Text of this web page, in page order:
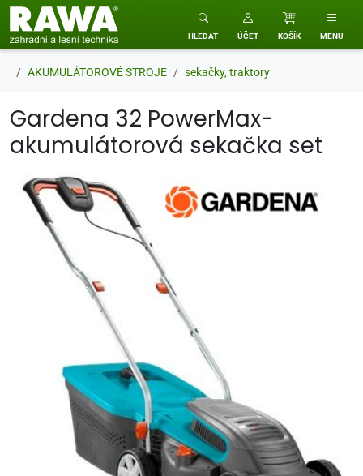
RAWA zahradní a lesní technika
HLEDAT ÚČET KOŠÍK MENU
AKUMULÁTOROVÉ STROJE sekačky, traktory
Gardena 32 PowerMax-
akumulátorová sekačka set